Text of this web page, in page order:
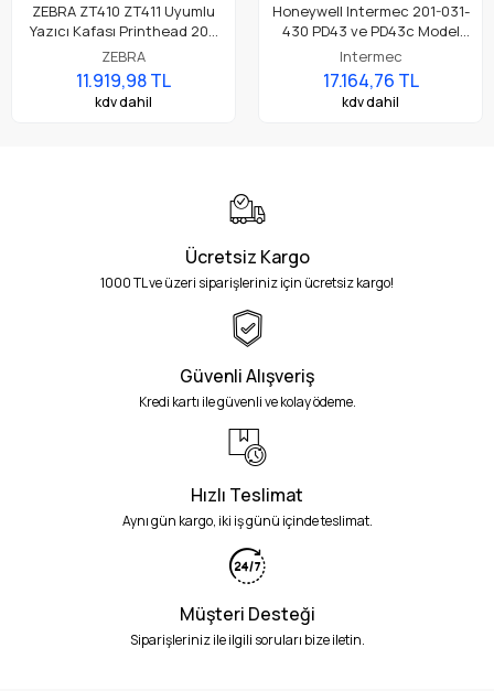
ZEBRA ZT410 ZT411 Uyumlu
Yazıcı Kafası Printhead 203
Dpi Parça No: P1058930-009
ZEBRA
11.919,98 TL
kdv dahil
Honeywell Intermec 201-031-
430 PD43 ve PD43c Model
Barkod Etiket Yazıcı 203 Dpi
Termal Baskı Kafası
Intermec
17.164,76 TL
kdv dahil
Ücretsiz Kargo
1000 TL ve üzeri siparişleriniz için ücretsiz kargo!
Güvenli Alışveriş
Kredi kartı ile güvenli ve kolay ödeme.
Hızlı Teslimat
Aynı gün kargo, iki iş günü içinde teslimat.
Müşteri Desteği
Siparişleriniz ile ilgili soruları bize iletin.